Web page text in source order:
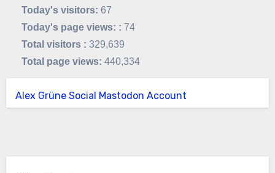
Today's visitors: 67
Today's page views: : 74
Total visitors :329,639
Total page views:440,334
Alex Grüne Social Mastodon Account